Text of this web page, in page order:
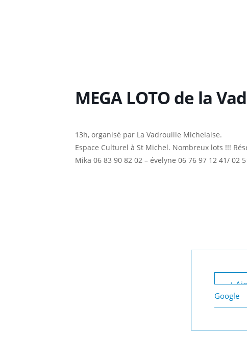
MEGA LOTO de la
13h, organisé par La Vadrouille Michelaise.
Espace Culturel à St Michel. Nombreux lots !!!
Mika 06 83 90 82 02 – évelyne 06 76 97 12 41/ 02
+
Google